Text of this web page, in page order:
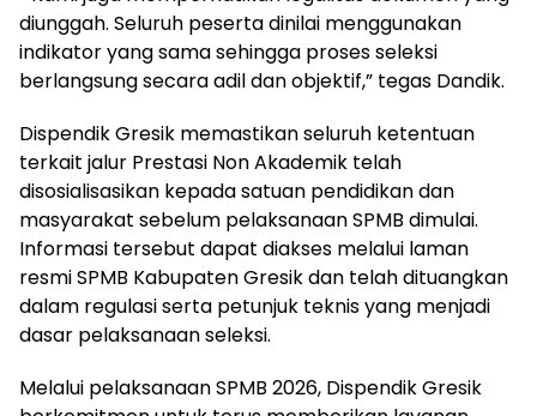
diunggah. Seluruh peserta dinilai menggunakan
indikator yang sama sehingga proses seleksi
berlangsung secara adil dan objektif,” tegas Dandik.
Dispendik Gresik memastikan seluruh ketentuan
terkait jalur Prestasi Non Akademik telah
disosialisasikan kepada satuan pendidikan dan
masyarakat sebelum pelaksanaan SPMB dimulai.
Informasi tersebut dapat diakses melalui laman
resmi SPMB Kabupaten Gresik dan telah dituangkan
dalam regulasi serta petunjuk teknis yang menjadi
dasar pelaksanaan seleksi.
Melalui pelaksanaan SPMB 2026, Dispendik Gresik